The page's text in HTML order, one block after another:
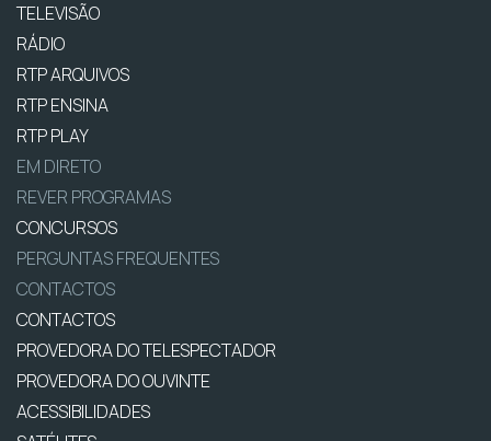
TELEVISÃO
RÁDIO
RTP ARQUIVOS
RTP ENSINA
RTP PLAY
EM DIRETO
REVER PROGRAMAS
CONCURSOS
PERGUNTAS FREQUENTES
CONTACTOS
CONTACTOS
PROVEDORA DO TELESPECTADOR
PROVEDORA DO OUVINTE
ACESSIBILIDADES